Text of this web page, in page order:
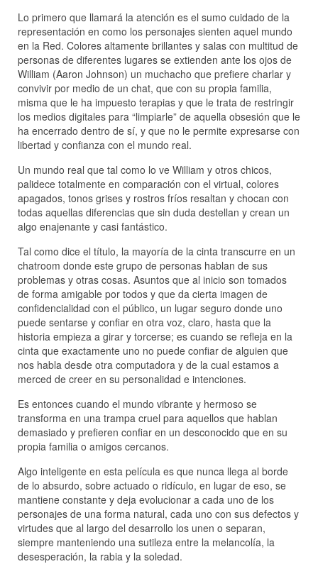
Lo primero que llamará la atención es el sumo cuidado de la
representación en como los personajes sienten aquel mundo
en la Red. Colores altamente brillantes y salas con multitud de
personas de diferentes lugares se extienden ante los ojos de
William (Aaron Johnson) un muchacho que prefiere charlar y
convivir por medio de un chat, que con su propia familia,
misma que le ha impuesto terapias y que le trata de restringir
los medios digitales para “limpiarle” de aquella obsesión que le
ha encerrado dentro de sí, y que no le permite expresarse con
libertad y confianza con el mundo real.
Un mundo real que tal como lo ve William y otros chicos,
palidece totalmente en comparación con el virtual, colores
apagados, tonos grises y rostros fríos resaltan y chocan con
todas aquellas diferencias que sin duda destellan y crean un
algo enajenante y casi fantástico.
Tal como dice el título, la mayoría de la cinta transcurre en un
chatroom donde este grupo de personas hablan de sus
problemas y otras cosas. Asuntos que al inicio son tomados
de forma amigable por todos y que da cierta imagen de
confidencialidad con el público, un lugar seguro donde uno
puede sentarse y confiar en otra voz, claro, hasta que la
historia empieza a girar y torcerse; es cuando se refleja en la
cinta que exactamente uno no puede confiar de alguien que
nos habla desde otra computadora y de la cual estamos a
merced de creer en su personalidad e intenciones.
Es entonces cuando el mundo vibrante y hermoso se
transforma en una trampa cruel para aquellos que hablan
demasiado y prefieren confiar en un desconocido que en su
propia familia o amigos cercanos.
Algo inteligente en esta película es que nunca llega al borde
de lo absurdo, sobre actuado o ridículo, en lugar de eso, se
mantiene constante y deja evolucionar a cada uno de los
personajes de una forma natural, cada uno con sus defectos y
virtudes que al largo del desarrollo los unen o separan,
siempre manteniendo una sutileza entre la melancolía, la
desesperación, la rabia y la soledad.